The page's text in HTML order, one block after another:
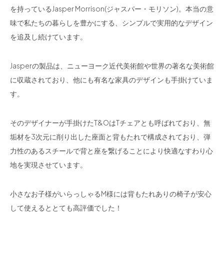
を持っているJasper Morrison(ジャスパー・モリソン)。本当の意
味で私たちの暮らしを豊かにする、シンプルで実用的なデザイン
を追及し続けています。
Jasperの製品は、ニューヨーク近代美術館や世界の著名な美術館
に収蔵されており、他にも有名な家具のデザインも手掛けていま
す。
そのデザイナーが手掛けたT&OはTチェアとも呼ばれており、無
垢材を3次元に削り出した座面と背もたれで構成されており、弾
力性のあるスチールで背と座を繋げることにより快適なすわり心
地を実現させています。
小さなお子様がいらっしゃるM様には背もたれありの椅子が安心
して使えるととても高評価でした！